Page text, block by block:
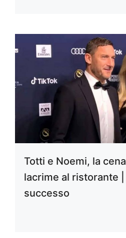
Totti e Noemi, la
lacrime al ristorante |
successo